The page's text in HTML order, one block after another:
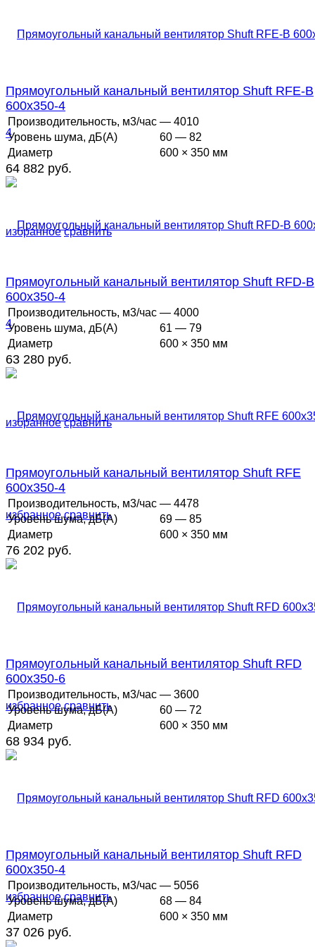
избранное сравнить
Прямоугольный канальный вентилятор Shuft RFE-B
600x350-4
Производительность, м3/час — 4010
Уровень шума, дБ(А)
60 — 82
Диаметр
600 × 350 мм
64 882 руб.
избранное сравнить
Прямоугольный канальный вентилятор Shuft RFD-B
600x350-4
Производительность, м3/час — 4000
Уровень шума, дБ(А)
61 — 79
Диаметр
600 × 350 мм
63 280 руб.
избранное сравнить
Прямоугольный канальный вентилятор Shuft RFE
600x350-4
Производительность, м3/час — 4478
Уровень шума, дБ(А)
69 — 85
Диаметр
600 × 350 мм
76 202 руб.
избранное сравнить
Прямоугольный канальный вентилятор Shuft RFD
600x350-6
Производительность, м3/час — 3600
Уровень шума, дБ(А)
60 — 72
Диаметр
600 × 350 мм
68 934 руб.
избранное сравнить
Прямоугольный канальный вентилятор Shuft RFD
600x350-4
Производительность, м3/час — 5056
Уровень шума, дБ(А)
68 — 84
Диаметр
600 × 350 мм
37 026 руб.